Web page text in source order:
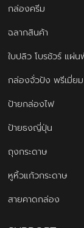
กล่องครีม
ฉลากสินค้า
ใบปลิว โบรชัวร์ แผ่
กล่องจั่วปัง พรีเมี่ยม
ป้ายกล่องไฟ
ป้ายธงญี่ปุ่น
ถุงกระดาษ
หูหิ้วแก้วกระดาษ
สายคาดกล่อง